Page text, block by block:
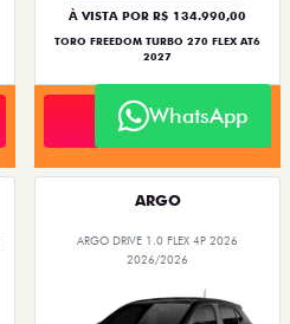
À VISTA POR R$ 134.990,00
TORO FREEDOM TURBO 270 FLEX AT6
2027
Quero agora!
ARGO
ARGO DRIVE 1.0 FLEX 4P 2026
2026/2026
WhatsApp